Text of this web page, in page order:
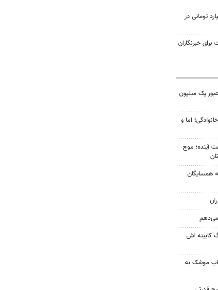
سنگین ۱۴ میلیارد تومانی در
خبرنگاران
عبور یک میلیون
اما و
کشور در ۷۲ ساعت آینده؛ موج
همسایگان
می‌دهم
کابینه اش
موشک به